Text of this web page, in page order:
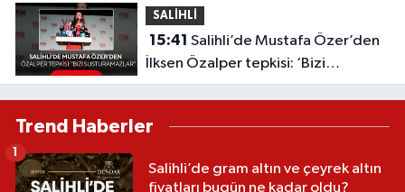
SALİHLİ
15:41
İlksen Özalper tepkisi: ‘Bizi
Susturamazlar’
Trend Haberler
Salihli’de gram altın ve çeyrek altın
fiyatları bugün ne kadar oldu?
1